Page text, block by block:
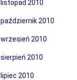
listopad 2010
październik 2010
wrzesień 2010
sierpień 2010
lipiec 2010